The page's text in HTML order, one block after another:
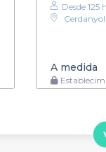
Desde 125
A medida